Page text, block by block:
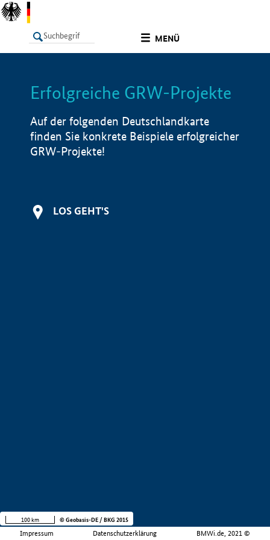
MENÜ
LISTE Info
Erfolgreiche GRW-Projekte
Auf der folgenden Deutschlandkarte
finden Sie konkrete Beispiele erfolgreicher
GRW-Projekte!
LOS GEHT'S
Impressum Datenschutzerklärung BMWi.de, 2021 ©
100 km © Geobasis-DE / BKG 2015